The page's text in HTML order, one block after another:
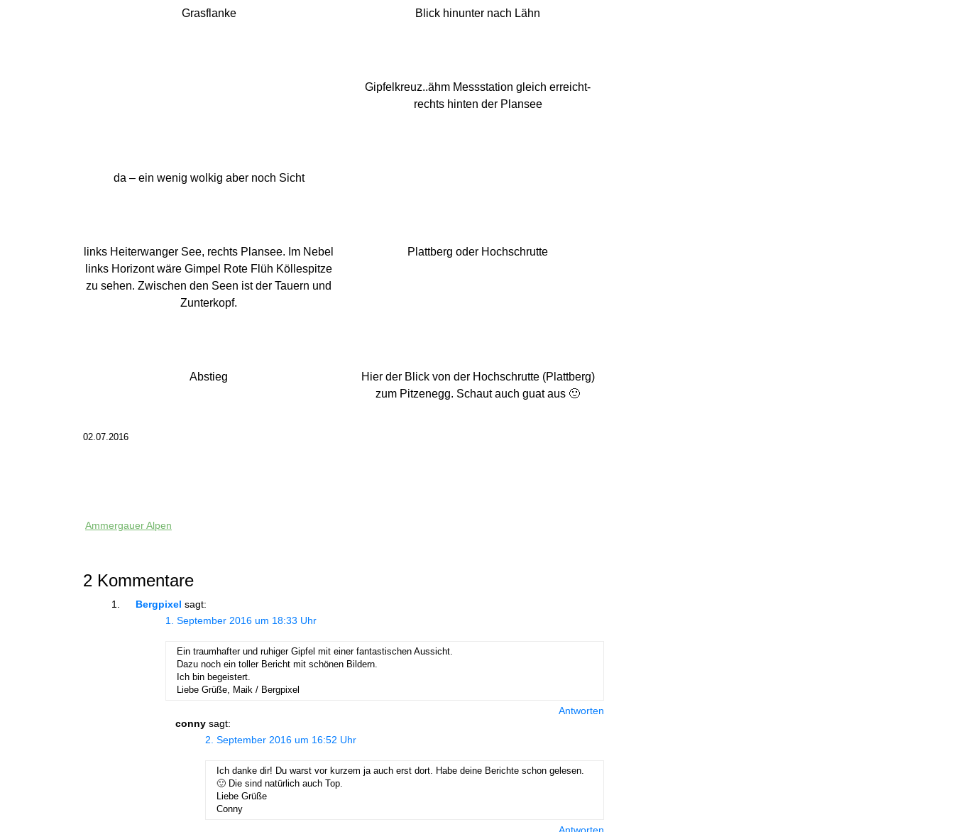
Grasflanke Blick hinunter nach Lähn
Gipfelkreuz..ähm Messstation gleich erreicht-
rechts hinten der Plansee
da – ein wenig wolkig aber noch Sicht
links Heiterwanger See, rechts Plansee. Im Nebel
links Horizont wäre Gimpel Rote Flüh Köllespitze
zu sehen. Zwischen den Seen ist der Tauern und
Zunterkopf.
Plattberg oder Hochschrutte
Abstieg
Hier der Blick von der Hochschrutte (Plattberg)
zum Pitzenegg. Schaut auch guat aus 🙂
02.07.2016
Ammergauer Alpen
2 Kommentare
Bergpixel sagt:
1. September 2016 um 18:33 Uhr
Ein traumhafter und ruhiger Gipfel mit einer fantastischen Aussicht.
Dazu noch ein toller Bericht mit schönen Bildern.
Ich bin begeistert.
Liebe Grüße, Maik / Bergpixel
Antworten
conny sagt:
2. September 2016 um 16:52 Uhr
Ich danke dir! Du warst vor kurzem ja auch erst dort. Habe deine Berichte schon gelesen.
🙂 Die sind natürlich auch Top.
Liebe Grüße
Conny
Antworten